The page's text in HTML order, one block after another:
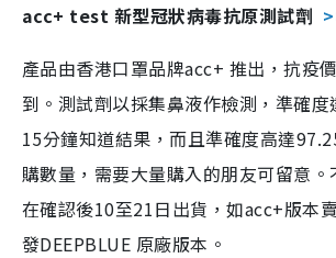
acc+ test 新型冠狀病毒抗原測試劑
產品由香港口罩品牌acc+ 推出，抗疫
到。測試劑以採集鼻液作檢測，準確
15分鐘知道結果，而且準確度高達
購數量，需要大量購入的朋友可留意
在確認後10至21日出貨，如acc+版本
發DEEPBLUE 原廠版本。